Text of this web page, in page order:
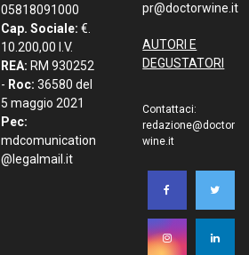
05818091000
Cap. Sociale: €.
10.200,00 I.V.
REA: RM 930252
- Roc: 36580 del
5 maggio 2021
Pec:
mdcomunication
@legalmail.it
pr@doctorwine.it
AUTORI E
DEGUSTATORI
Contattaci:
redazione@doctor
wine.it